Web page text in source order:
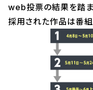
web投票の結果を踏ま
採用された作品は番組